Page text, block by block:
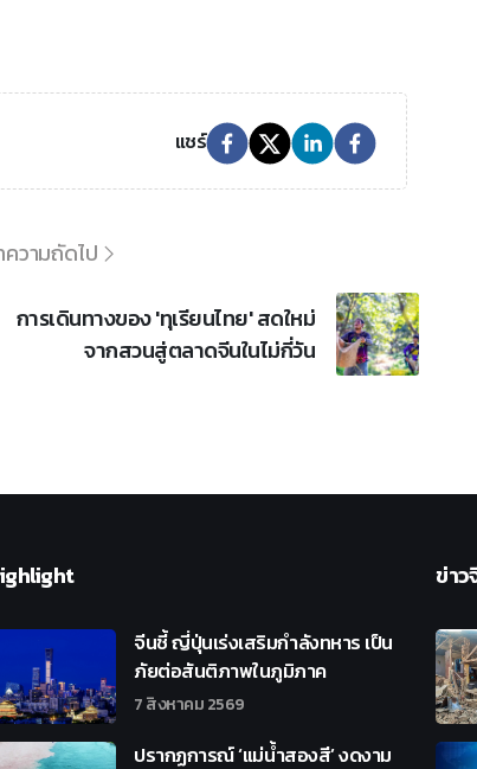
แชร์
วามถัดไป
การเดินทางของ 'ทุเรียนไทย' สดใหม่
จากสวนสู่ตลาดจีนในไม่กี่วัน
จีนชี้ ญี่ปุ่นเร่งเสริมกำลังทหาร เป็น
ภัยต่อสันติภาพในภูมิภาค
7 สิงหาคม 2569
ปรากฏการณ์ ‘แม่น้ำสองสี’ งดงาม
ข่าว